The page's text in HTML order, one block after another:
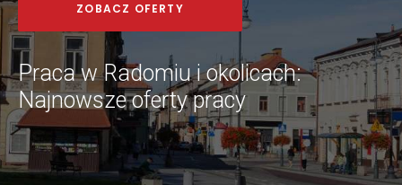
Praca w Radomiu i okolicach:
Najnowsze oferty pracy